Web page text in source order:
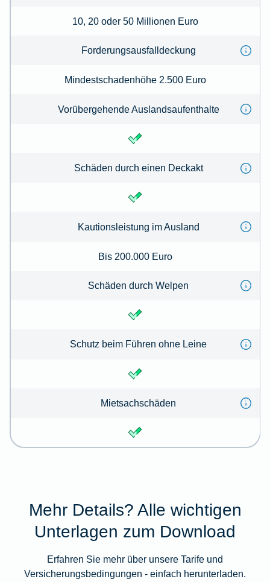
10, 20 oder 50 Millionen Euro
Forderungs­ausfalldeckung
Mindestschadenhöhe 2.500 Euro
Vorübergehende Auslandsaufenthalte
Schäden durch einen Deckakt
Kautionsleistung im Ausland
Bis 200.000 Euro
Schäden durch Welpen
Schutz beim Führen ohne Leine
Mietsachschäden
Mehr Details? Alle wichtigen
Unterlagen zum Download
Erfahren Sie mehr über unsere Tarife und
Versicherungsbedingungen - einfach herunterladen.